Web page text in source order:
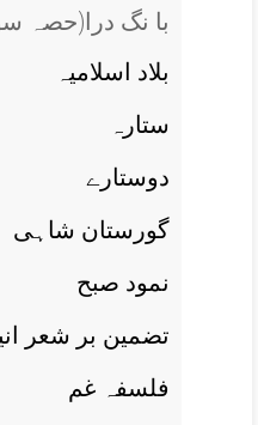
(با نگ درا(حصہ
بلاد اسلاميہ
ستارہ
دوستارے
گورستان شاہی
نمود صبح
تضمين بر شعر
فلسفہ غم